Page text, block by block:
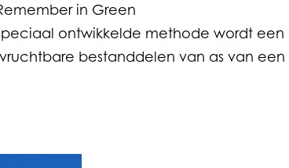
in Green
ontwikkelde methode wordt een
bestanddelen van as van een